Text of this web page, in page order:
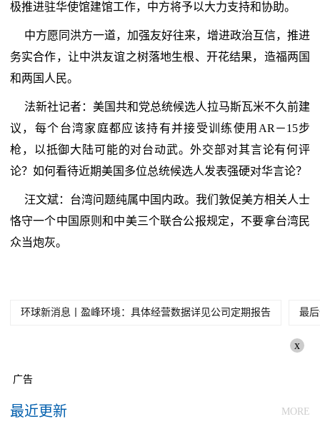
极推进驻华使馆建馆工作，中方将予以大力支持和协助。
中方愿同洪方一道，加强友好往来，增进政治互信，推进
务实合作，让中洪友谊之树落地生根、开花结果，造福两国
和两国人民。
法新社记者：美国共和党总统候选人拉马斯瓦米不久前建
议，每个台湾家庭都应该持有并接受训练使用AR－15步
枪，以抵御大陆可能的对台动武。外交部对其言论有何评
论？如何看待近期美国多位总统候选人发表强硬对华言论？
汪文斌：台湾问题纯属中国内政。我们敦促美方相关人士
恪守一个中国原则和中美三个联合公报规定，不要拿台湾民
众当炮灰。
环球新消息丨盈峰环境：具体经营数据详见公司定期报告 最
x
广告
最近更新 MORE